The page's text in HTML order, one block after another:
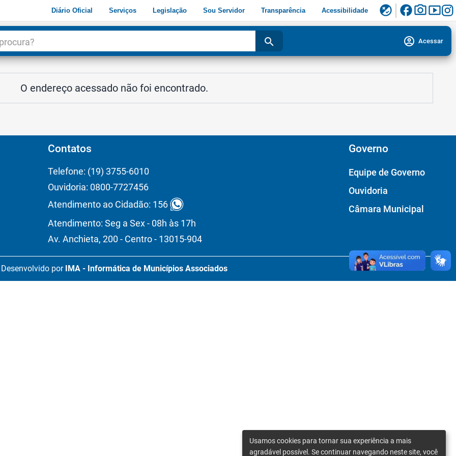
Diário Oficial Serviços Legislação Sou Servidor Transparência Acessibilidade flaky facebookphoto_camerasmart_display
search account_circle Acessar
O endereço acessado não foi encontrado.
Contatos
Telefone: (19) 3755-6010
Ouvidoria: 0800-7727456
Atendimento ao Cidadão: 156
Atendimento: Seg a Sex - 08h às 17h
Av. Anchieta, 200 - Centro - 13015-904
Governo
Equipe de Governo
Ouvidoria
Câmara Municipal
Desenvolvido por IMA - Informática de Municípios Associados
Usamos cookies para tornar sua experiência a mais
agradável possível. Se continuar navegando neste site, você